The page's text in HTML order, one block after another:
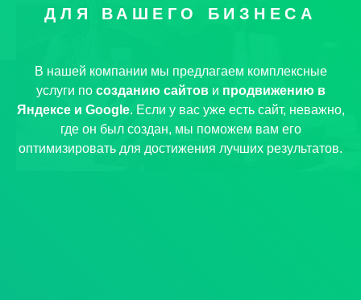
ДЛЯ ВАШЕГО БИЗНЕСА
В нашей компании мы предлагаем комплексные
услуги по созданию сайтови продвижению в
Яндексе и Google. Если у вас уже есть сайт, неважно,
где он был создан, мы поможем вам его
оптимизировать для достижения лучших результатов.